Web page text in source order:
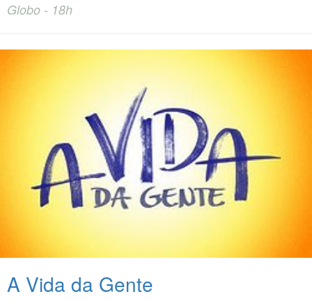
Globo - 18h
A Vida da Gente